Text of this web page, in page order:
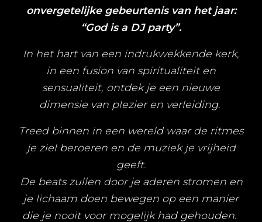
onvergetelijke gebeurtenis van het jaar:
“God is a DJ party”.
In het hart van een indrukwekkende kerk,
in een fusion van spiritualiteit en
sensualiteit, ontdek je een nieuwe
dimensie van plezier en verleiding.
Treed binnen in een wereld waar de ritmes
je ziel beroeren en de muziek je vrijheid
geeft.
De beats zullen door je aderen stromen en
je lichaam doen bewegen op een manier
die je nooit voor mogelijk had gehouden.